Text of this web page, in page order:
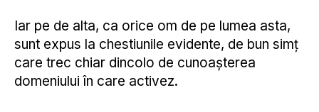
Iar pe de alta, ca orice om de pe lumea asta,
sunt expus la chestiunile evidente, de bun simț
care trec chiar dincolo de cunoașterea
domeniului în care activez.